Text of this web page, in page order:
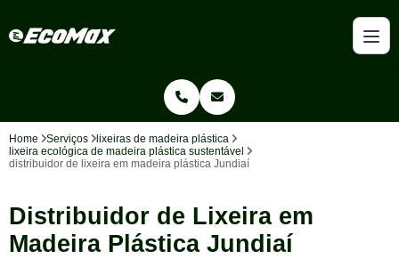
Home Serviços
lixeiras de madeira plástica
lixeira ecológica de madeira plástica sustentável
distribuidor de lixeira em madeira plástica Jundiaí
Distribuidor de Lixeira em
Madeira Plástica Jundiaí